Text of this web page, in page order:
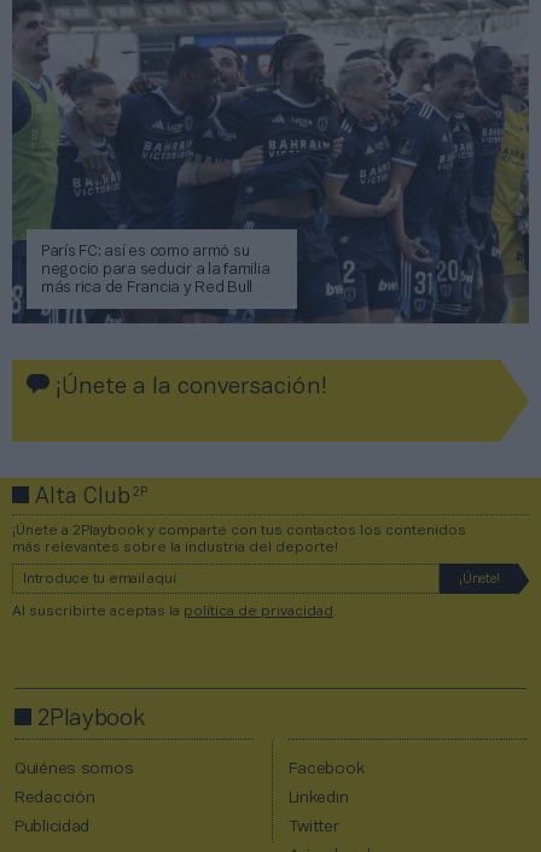
París FC: así es como armó su
negocio para seducir a la familia
más rica de Francia y Red Bull
¡Únete a la conversación!
Alta Club2P
¡Únete a 2Playbook y comparte con tus contactos los contenidos
más relevantes sobre la industria del deporte!
Al suscribirte aceptas la política de privacidad .
2Playbook
Quiénes somos
Redacción
Publicidad
Facebook
Linkedin
Twitter